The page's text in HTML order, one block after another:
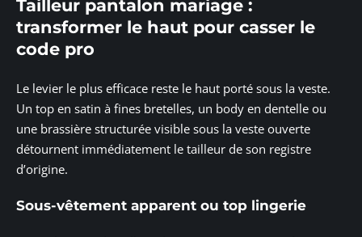
Tailleur pantalon mariage :
transformer le haut pour casser le
code pro
Le levier le plus efficace reste le haut porté sous la veste.
Un top en satin à fines bretelles, un body en dentelle ou
une brassière structurée visible sous la veste ouverte
détournent immédiatement le tailleur de son registre
d’origine.
Sous-vêtement apparent ou top lingerie